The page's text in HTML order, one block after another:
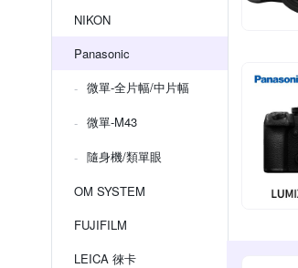
NIKON
Panasonic
微單-全片幅/中片幅
微單-M43
隨身機/類單眼
OM SYSTEM
FUJIFILM
LEICA 徠卡